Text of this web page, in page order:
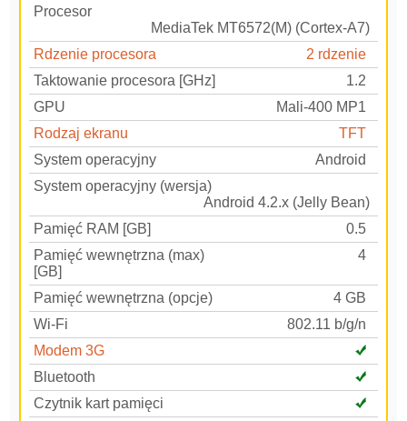
Procesor
MediaTek MT6572(M) (Cortex-A7)
Rdzenie procesora
2 rdzenie
Taktowanie procesora [GHz]
1.2
GPU
Mali-400 MP1
Rodzaj ekranu
TFT
System operacyjny
Android
System operacyjny (wersja)
Android 4.2.x (Jelly Bean)
Pamięć RAM [GB]
0.5
Pamięć wewnętrzna (max)
[GB]
4
Pamięć wewnętrzna (opcje)
4 GB
Wi-Fi
802.11 b/g/n
Modem 3G
Bluetooth
Czytnik kart pamięci